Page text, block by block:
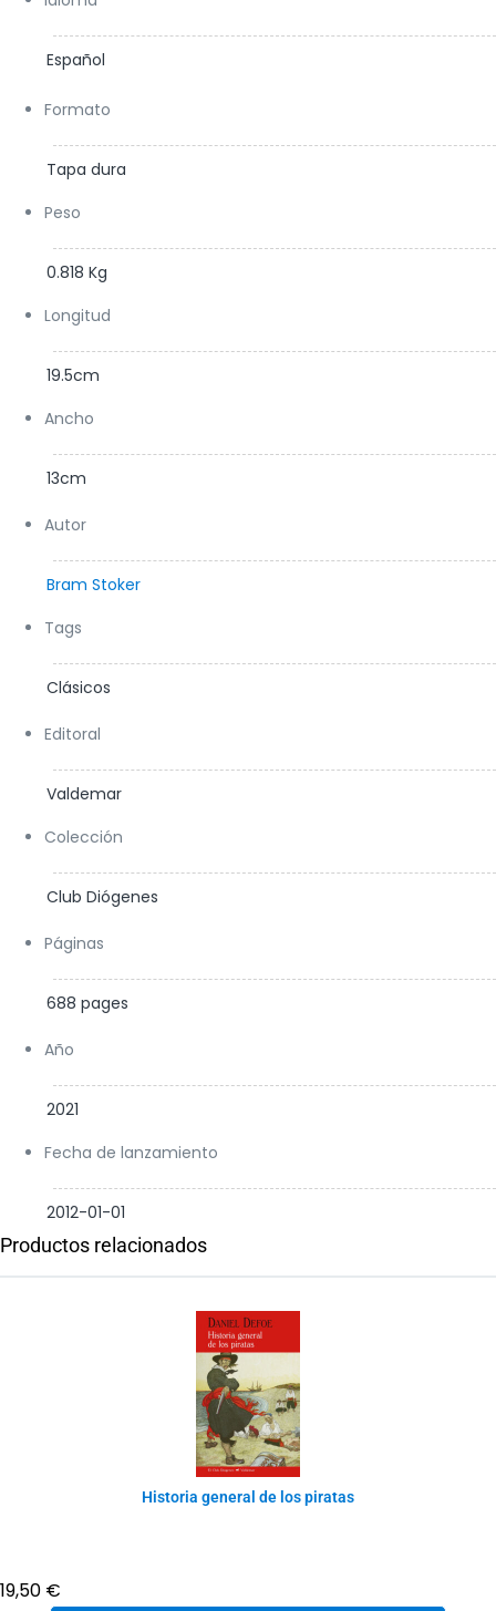
Español
Formato
Tapa dura
Peso
0.818 Kg
Longitud
19.5cm
Ancho
13cm
Autor
Bram Stoker
Tags
Clásicos
Editoral
Valdemar
Colección
Club Diógenes
Páginas
688 pages
Año
2021
Fecha de lanzamiento
2012-01-01
Productos relacionados
Historia general de los piratas
19,50 €